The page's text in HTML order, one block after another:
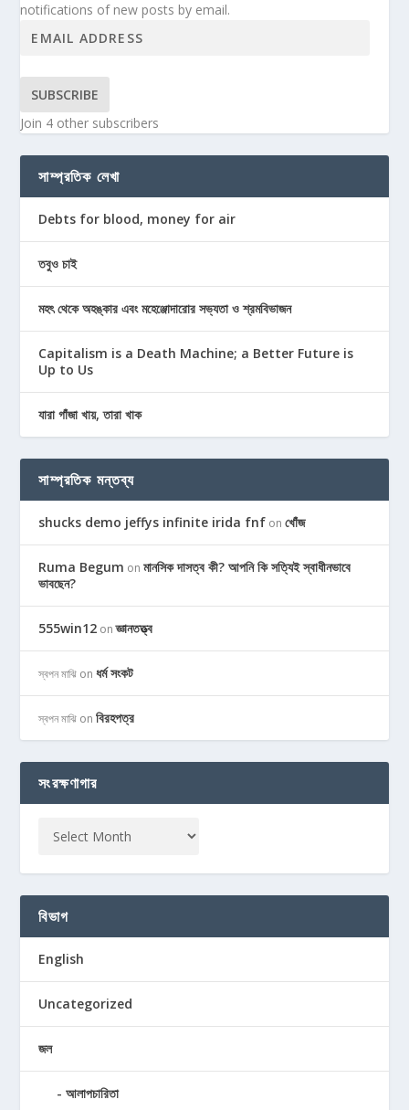
notifications of new posts by email.
SUBSCRIBE
Join 4 other subscribers
সাম্প্রতিক লেখা
Debts for blood, money for air
তবুও চাই
মহৎ থেকে অহঙ্কার এবং মহেঞ্জোদারোর সভ্যতা ও শ্রমবিভাজন
Capitalism is a Death Machine; a Better Future is
Up to Us
যারা গাঁজা খায়, তারা খাক
সাম্প্রতিক মন্তব্য
shucks demo jeffys infinite irida fnf onখোঁজ
Ruma Begum onমানসিক দাসত্ব কী? আপনি কি সত্যিই স্বাধীনভাবে
ভাবছেন?
555win12 onজ্ঞানতত্ত্ব
স্বপন মাঝি onধর্ম সংকট
স্বপন মাঝি onবিরহপত্র
সংরক্ষণাগার
বিভাগ
English
Uncategorized
জল
আলাপচারিতা